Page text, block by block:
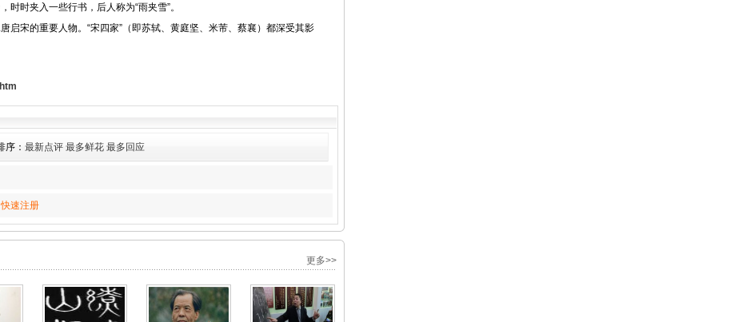
时夹入一些行书，后人称为“雨夹雪”。
宋的重要人物。“宋四家”（即苏轼、黄庭坚、米芾、蔡襄）都深受其影
序： 最新点评 最多鲜花 最多回应
快速注册
更多>>